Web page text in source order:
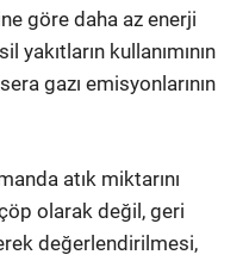
göre daha az enerji
kullanımının
gazı emisyonlarının
atık miktarını
çöp olarak değil, geri
değerlendirilmesi,